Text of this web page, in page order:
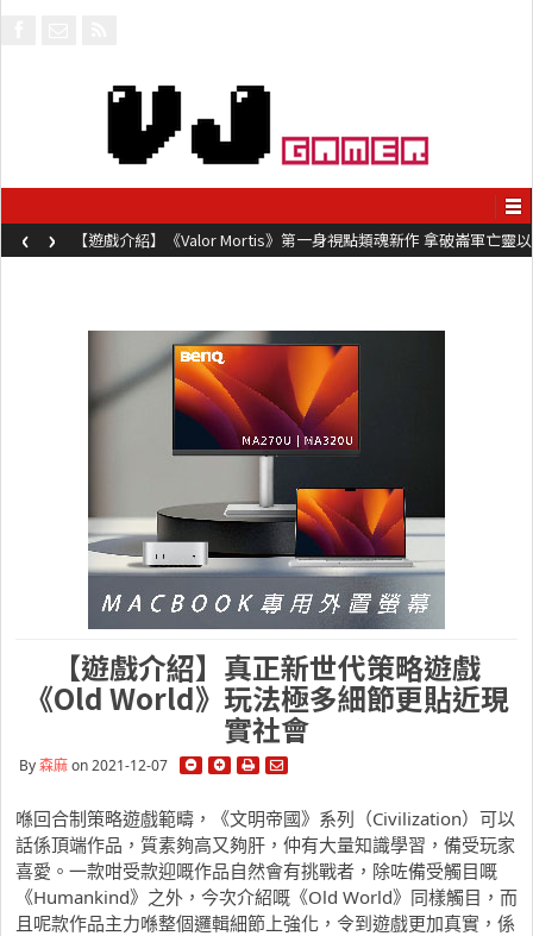
【遊戲介紹】《Valor Mortis》第一身視點類魂新作 拿破崙軍亡靈以
槍械劍與魔法殺敵
‹ ›
【遊戲介紹】真正新世代策略遊戲
《Old World》玩法極多細節更貼近現
實社會
By森麻on 2021-12-07
喺回合制策略遊戲範疇，《文明帝國》系列（Civilization）可以
話係頂端作品，質素夠高又夠肝，仲有大量知識學習，備受玩家
喜愛。一款咁受款迎嘅作品自然會有挑戰者，除咗備受觸目嘅
《Humankind》之外，今次介紹嘅《Old World》同樣觸目，而
且呢款作品主力喺整個邏輯細節上強化，令到遊戲更加真實，係